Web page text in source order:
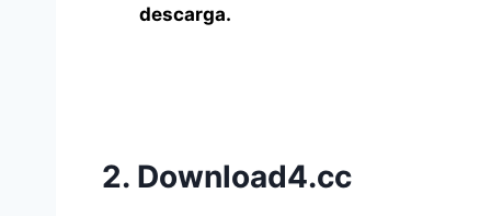
descarga.
2. Download4.cc